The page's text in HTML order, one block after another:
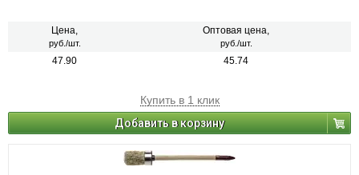
Цена,
руб./шт.
Оптовая цена,
руб./шт.
47.90 45.74
Купить в 1 клик
Добавить в корзину